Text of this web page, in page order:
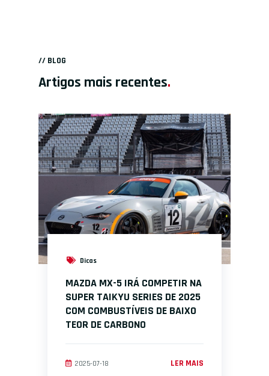
// BLOG
Artigos mais recentes.
Dicas
MAZDA MX-5 IRÁ COMPETIR NA
SUPER TAIKYU SERIES DE 2025
COM COMBUSTÍVEIS DE BAIXO
TEOR DE CARBONO
2025-07-18 LER MAIS